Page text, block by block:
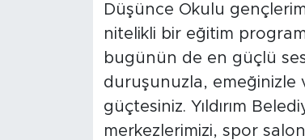
Düşünce Okulu
nitelikli bir eğitim
bugünün de en güçlü
duruşunuzla, emeğinizle
güçtesiniz. Yıldırım
merkezlerimizi, spor